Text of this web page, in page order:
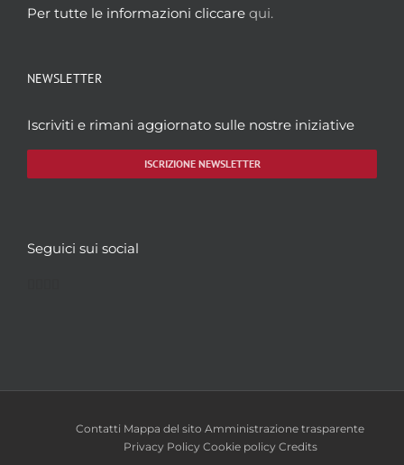
Per tutte le informazioni cliccare qui.
NEWSLETTER
Iscriviti e rimani aggiornato sulle nostre iniziative
ISCRIZIONE NEWSLETTER
Seguici sui social
Contatti Mappa del sito Amministrazione trasparente
Privacy Policy Cookie policy Credits